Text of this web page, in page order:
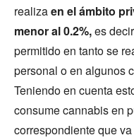
realizaen el ámbito
menor al 0.2%,es
permitido en tanto se
personal o en algunos
Teniendo en cuenta
consume cannabis en
correspondiente que